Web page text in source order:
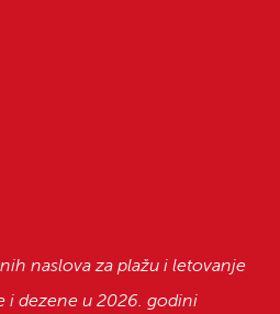
naslova za plažu i letovanje
i dezene u 2026. godini